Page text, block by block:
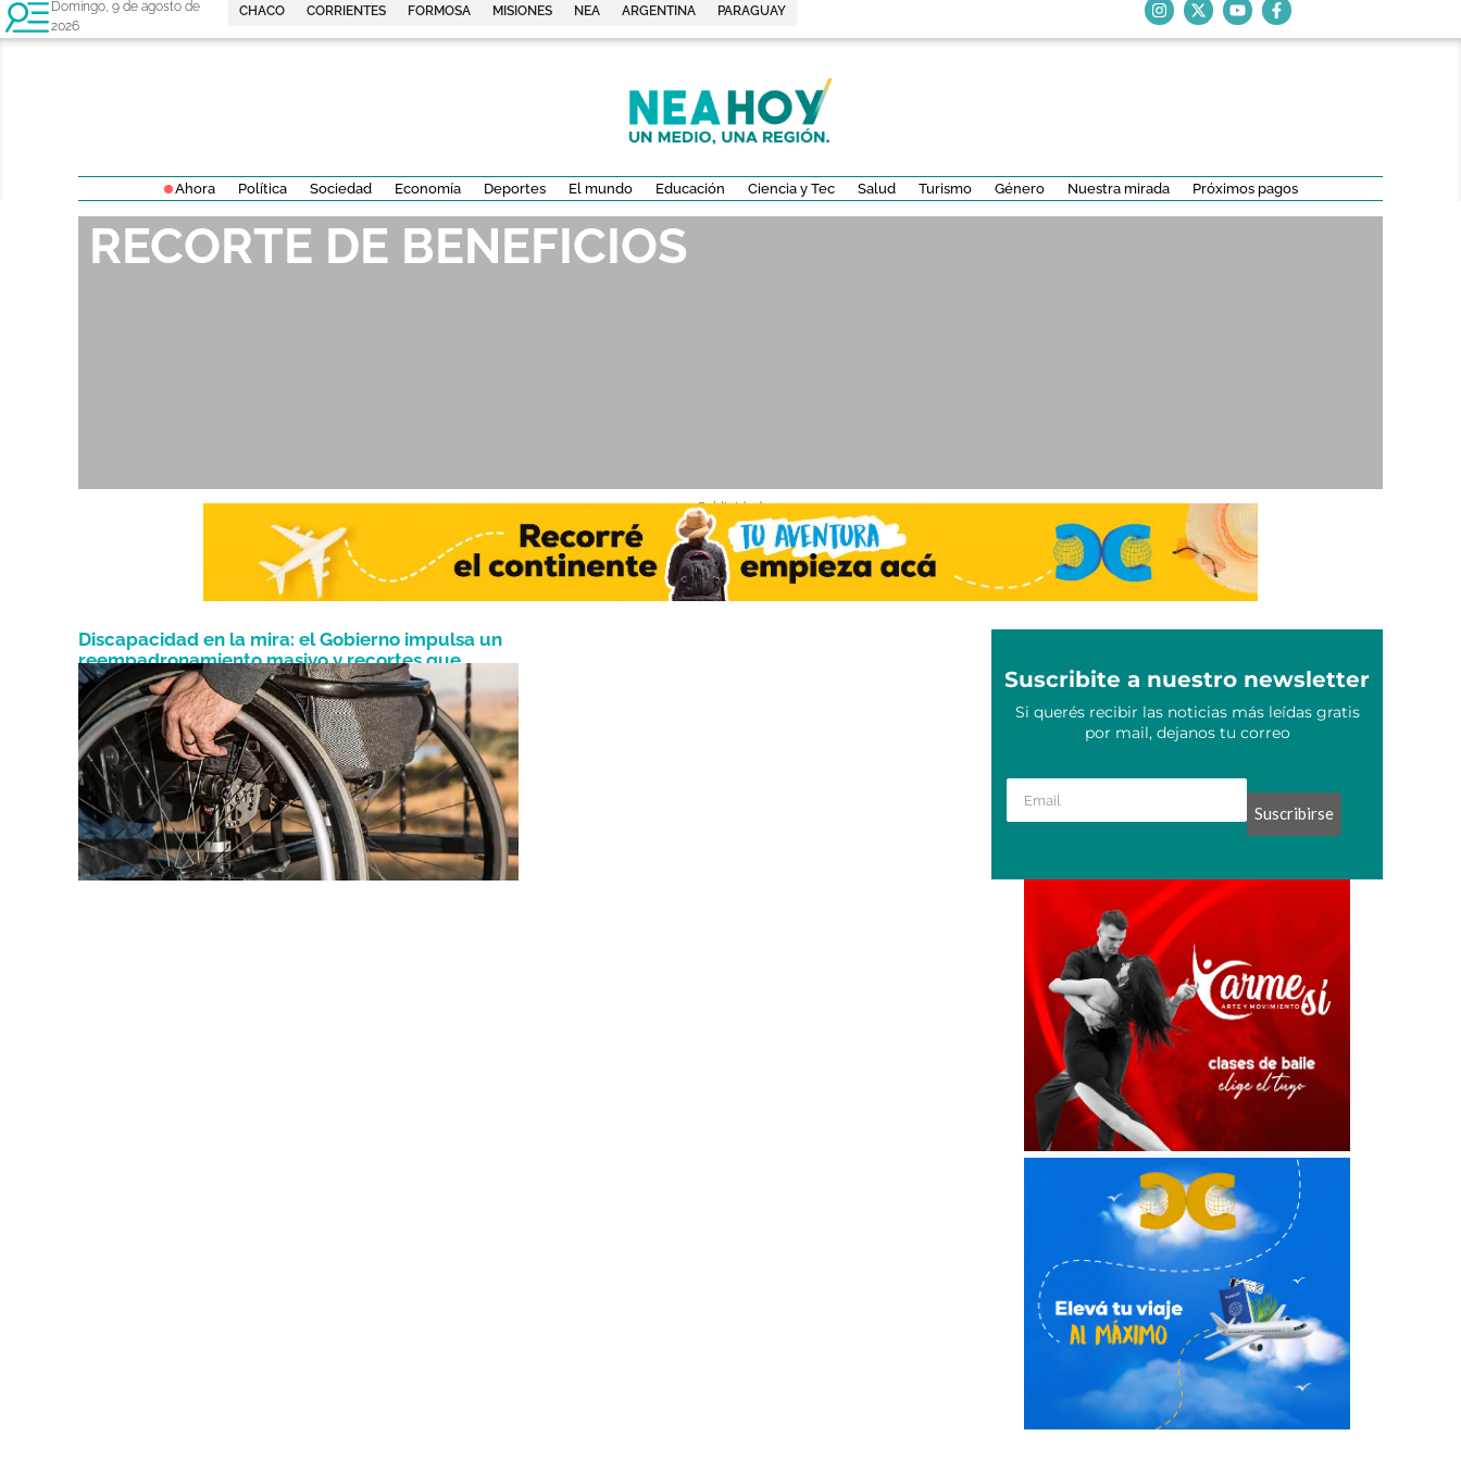
Domingo, 9 de agosto de
2026
CHACO CORRIENTES FORMOSA MISIONES NEA ARGENTINA PARAGUAY
Ahora Política Sociedad Economía Deportes El mundo Educación Ciencia y Tec Salud Turismo Género Nuestra mirada Próximos pagos
RECORTE DE BENEFICIOS
- Publicidad -
Discapacidad en la mira: el Gobierno impulsa un
reempadronamiento masivo y recortes que
ponen en riesgo beneficios
Abril 20, 2026 Suscribite a nuestro newsletter
Si querés recibir las noticias más leídas gratis
por mail, dejanos tu correo
Suscribirse